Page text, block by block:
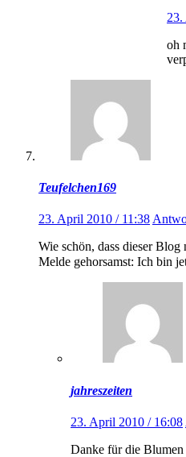
oh
Teufelchen169
23. April 2010 / 11:38
Wie schön, dass dieser
Melde gehorsamst: Ich bin
jahreszeiten
23. April 2010 / 16:08
Danke für die Blumen